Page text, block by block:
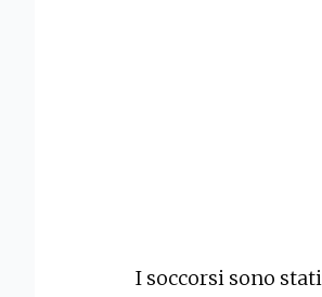
I soccorsi sono